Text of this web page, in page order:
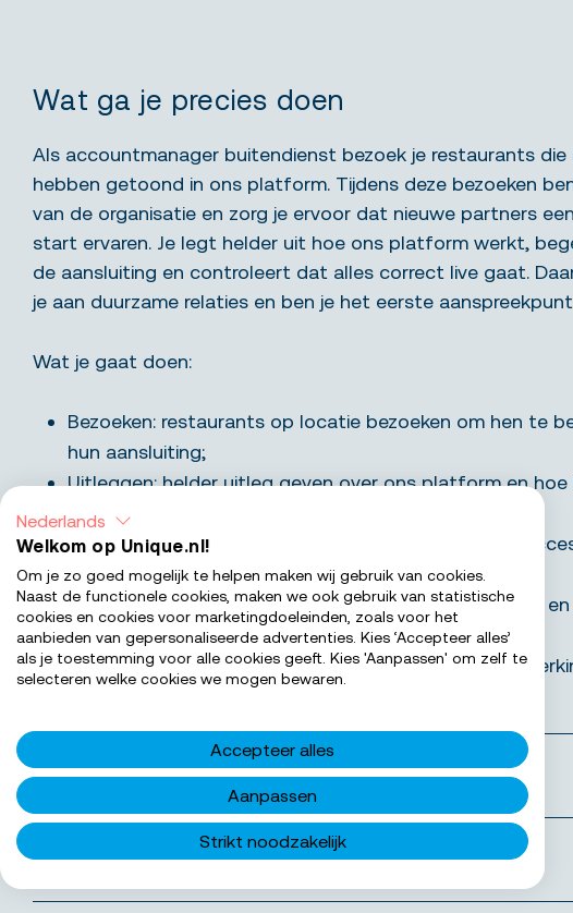
Wat ga je precies doen
Als accountmanager buitendienst bezoek je restaurants die
hebben getoond in ons platform. Tijdens deze bezoeken
van de organisatie en zorg je ervoor dat nieuwe partners
start ervaren. Je legt helder uit hoe ons platform werkt,
de aansluiting en controleert dat alles correct live gaat.
je aan duurzame relaties en ben je het eerste
Wat je gaat doen:
Bezoeken: restaurants op locatie bezoeken om hen te
hun aansluiting;
Uitleggen: helder uitleg geven over ons platform en hoe
helpen groeien;
Begeleiden: nieuwe partners ondersteunen bij het
op ons platform;
Controleren: ervoor zorgen dat alle gegevens correct en
ingevoerd;
Onderhouden: een positieve start en goede
Wat bieden we jou
Functie-eisen
Nederlands
Welkom op Unique.nl!
Om je zo goed mogelijk te helpen maken wij gebruik van cookies.
Naast de functionele cookies, maken we ook gebruik van statistische
cookies en cookies voor marketingdoeleinden, zoals voor het
aanbieden van gepersonaliseerde advertenties. Kies ‘Accepteer alles’
als je toestemming voor alle cookies geeft. Kies 'Aanpassen' om zelf te
selecteren welke cookies we mogen bewaren.
Accepteer alles
Aanpassen
Strikt noodzakelijk